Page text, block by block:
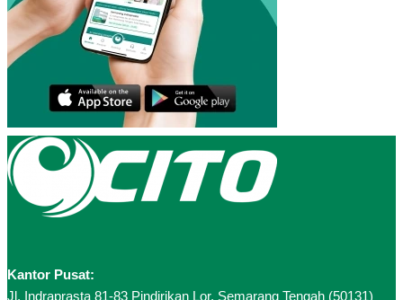
Kantor Pusat:
Jl. Indraprasta 81-83 Pindirikan Lor, Semarang Tengah (50131)